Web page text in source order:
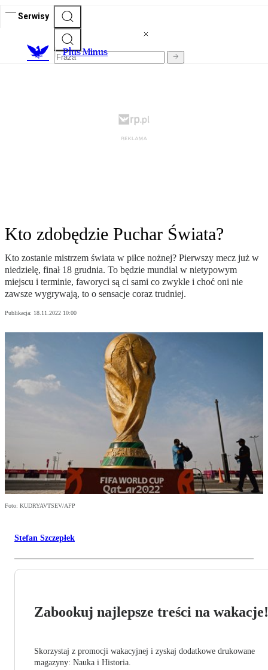
Serwisy
Plus Minus
Kto zdobędzie Puchar Świata?
Kto zostanie mistrzem świata w piłce nożnej? Pierwszy mecz już w
niedzielę, finał 18 grudnia. To będzie mundial w nietypowym
miejscu i terminie, faworyci są ci sami co zwykle i choć oni nie
zawsze wygrywają, to o sensacje coraz trudniej.
Publikacja: 18.11.2022 10:00
Foto: KUDRYAVTSEV/AFP
Stefan Szczepłek
Zabookuj najlepsze treści na wakacje!
Skorzystaj z promocji wakacyjnej i zyskaj dodatkowe drukowane
magazyny: Nauka i Historia.